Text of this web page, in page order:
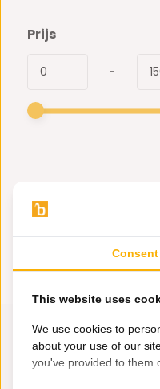
Prijs
-
Consent
This website uses
We use cookies to
about your use of our
you've provided to them